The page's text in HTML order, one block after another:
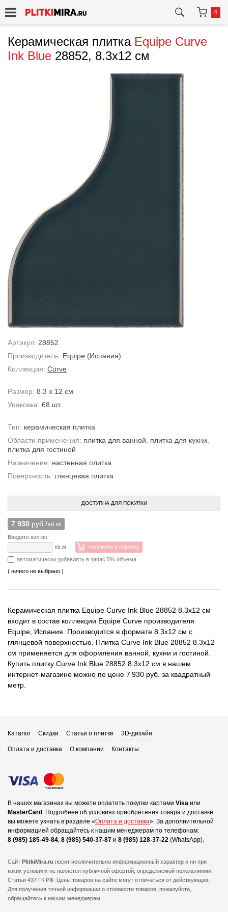
0
Керамическая плитка Equipe Curve
Ink Blue 28852, 8.3x12 см
Артикул: 28852
Производитель: Equipe (Испания)
Коллекция: Curve
Размер: 8.3 x 12 см
Упаковка: 68 шт.
Тип: керамическая плитка
Области применения: плитка для ванной плитка для кухни
плитка для гостиной
Назначение: настенная плитка
Поверхность: глянцевая плитка
ДОСТУПНА ДЛЯ ПОКУПКИ
7 930 руб./кв.м
Введите кол-во:
кв.м
положить в корзину
автоматически добавлять в запас 5% объема
( ничего не выбрано )
Керамическая плитка Equipe Curve Ink Blue 28852 8.3x12 см
входит в состав коллекции Equipe Curve производителя
Equipe, Испания. Производится в формате 8.3x12 см с
глянцевой поверхностью. Плитка Curve Ink Blue 28852 8.3x12
см применяется для оформления ванной, кухни и гостиной.
Купить плитку Curve Ink Blue 28852 8.3x12 см в нашем
интернет-магазине можно по цене 7 930 руб. за квадратный
метр.
Каталог Скидки Статьи о плитке 3D-дизайн
Оплата и доставка О компании Контакты
В наших магазинах вы можете оплатить покупки картами Visa или
MasterCard . Подробнее об условиях приобретения товара и доставке
вы можете узнать в разделе «Оплата и доставка». За дополнительной
информацией обращайтесь к нашим менеджерам по телефонам:
8 (985) 185-49-84, 8 (985) 540-37-87 и 8 (985) 128-37-22 (WhatsApp).
Сайт PlitkiMira.ru носит исключительно информационный характер и ни при
каких условиях не является публичной офертой, определяемой положениями
Статьи 437 ГК РФ. Цены товаров на сайте могут отличаться от действующих.
Для получения точной информации о стоимости товаров, пожалуйста,
обращайтесь к нашим менеджерам.